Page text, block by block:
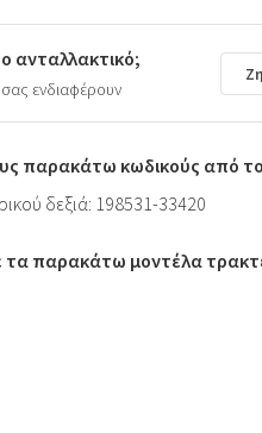
ανταλλακτικό;
ενδιαφέρουν
παρακάτω κωδικούς από
δεξιά: 198531-33420
τα παρακάτω μοντέλα